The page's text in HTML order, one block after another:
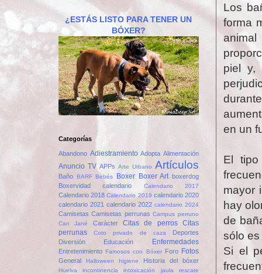
Los
forma
piel y,
en un
El
mayor
hay
de
sólo
Si el
¿ESTÁS LISTO PARA TENER UN
BÓXER?
Categorías
Abandono Adiestramiento Adopta Alimentación
Anuncio TV APPs Arte Urbano Artículos
Baño BARF Bebés Boxer Boxer Art boxerdog
Boxervidad
calendario Calendario 2017
Calendario 2018 Calendario 2019 calendario 2020
calendario 2021 calendario 2022 calendario 2024
Camisetas Camisetas perrunas Campus perruno
Can Jané
Carácter Citas de perros Citas
perrunas
Coto privado de caza
Deportes
Diversión
Educación Enfermedades
Entretenimiento Famosos con Bóxer Foro Fotos
General Halloween higiene Historia del bóxer
Huelva incontinencia intoxicación
jaula rescate